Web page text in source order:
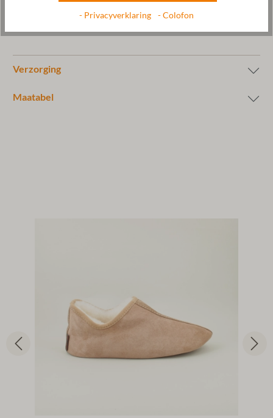
Fabrikant: Gottstein GmbH, Industriestraße 31, 6430 Ötztal-
Verzorging
Maatabel
- Privacyverklaring - Colofon